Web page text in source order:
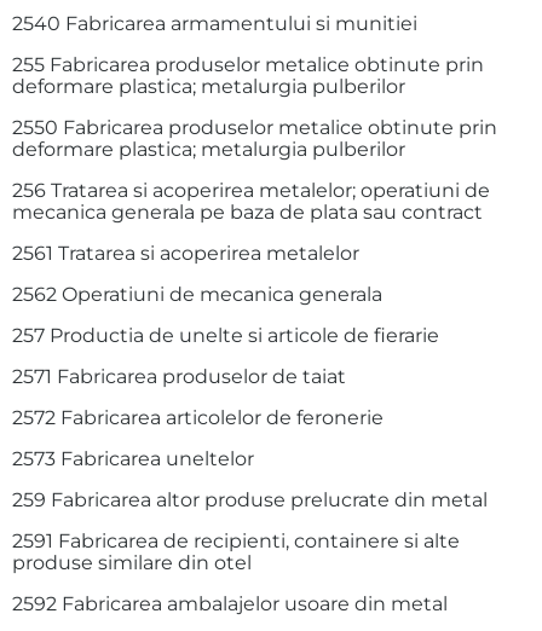
2540 Fabricarea armamentului si munitiei
255 Fabricarea produselor metalice obtinute prin
deformare plastica; metalurgia pulberilor
2550 Fabricarea produselor metalice obtinute prin
deformare plastica; metalurgia pulberilor
256 Tratarea si acoperirea metalelor; operatiuni de
mecanica generala pe baza de plata sau contract
2561 Tratarea si acoperirea metalelor
2562 Operatiuni de mecanica generala
257 Productia de unelte si articole de fierarie
2571 Fabricarea produselor de taiat
2572 Fabricarea articolelor de feronerie
2573 Fabricarea uneltelor
259 Fabricarea altor produse prelucrate din metal
2591 Fabricarea de recipienti, containere si alte
produse similare din otel
2592 Fabricarea ambalajelor usoare din metal